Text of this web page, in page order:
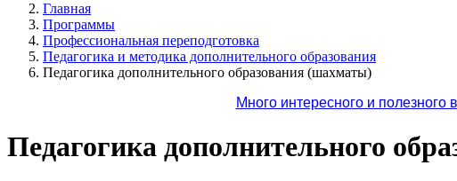
Главная
Программы
Профессиональная переподготовка
Педагогика и методика дополнительного образования
Педагогика дополнительного образования (шахматы)
Много интересного и
Педагогика дополнительного